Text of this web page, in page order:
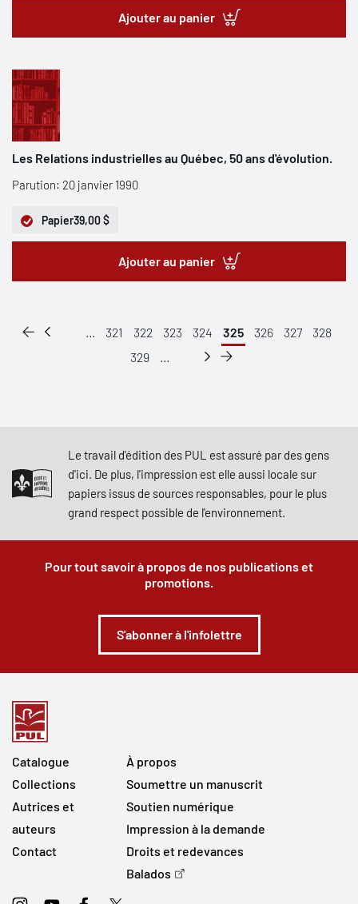
Ajouter au panier
Les Relations industrielles au Québec, 50 ans d'évolution.
Parution: 20 janvier 1990
Papier39,00 $
Ajouter au panier
... 321 322 323 324 325 326 327
328
329
...
Le travail d'édition des PUL est assuré par des gens
d'ici. De plus, l'impression est elle aussi locale sur
papiers issus de sources responsables, pour le plus
grand respect possible de l'environnement.
Pour tout savoir à propos de nos publications et
promotions.
S'abonner à l'infolettre
Catalogue
Collections
Autrices et
auteurs
Contact
À propos
Soumettre un manuscrit
Soutien numérique
Impression à la demande
Droits et redevances
Balados